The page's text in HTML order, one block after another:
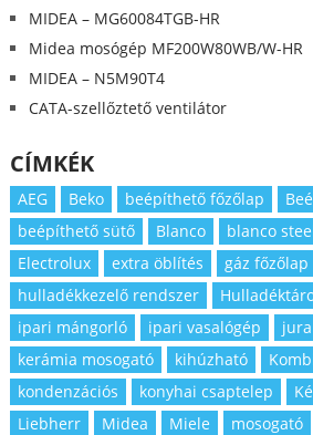
MIDEA – MG60084TGB-HR
Midea mosógép MF200W80WB/W-HR
MIDEA – N5M90T4
CATA-szellőztető ventilátor
CÍMKÉK
AEG Beko beépíthető főzőlap
beépíthető sütő
Blanco blanco
Electrolux
extra öblítés gáz főzőlap
hulladékkezelő rendszer
ipari mángorló
ipari vasalógép jura
kerámia mosogató
kihúzható
kondenzációs
konyhai csaptelep
Liebherr
Midea Miele mosogató